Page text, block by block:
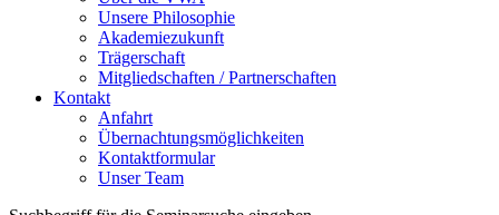
Unsere Philosophie
Akademiezukunft
Trägerschaft
Mitgliedschaften / Partnerschaften
Kontakt
Anfahrt
Übernachtungsmöglichkeiten
Kontaktformular
Unser Team